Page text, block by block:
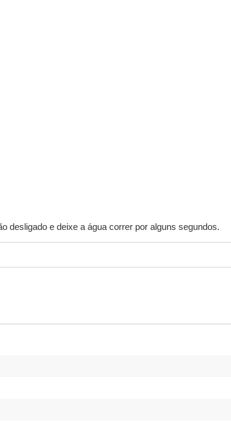
desligado e deixe a água correr por alguns segundos.